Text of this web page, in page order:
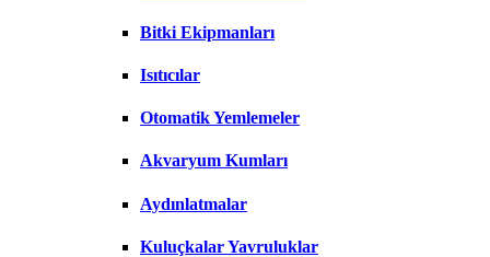
Bitki Ekipmanları
Isıtıcılar
Otomatik Yemlemeler
Akvaryum Kumları
Aydınlatmalar
Kuluçkalar Yavruluklar